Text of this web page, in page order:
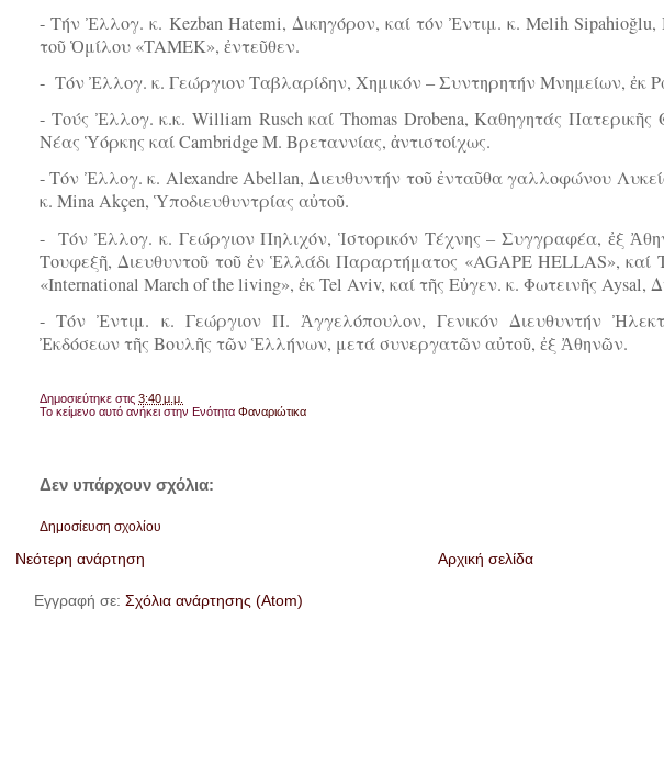
- Tήν Ἐλλογ. κ. Kezban Hatemi, Δικηγόρον, καί τόν Ἐντιμ. κ. Melih Sipahioğlu,
τοῦ Ὁμίλου «TAMEK», ἐντεῦθεν.
- Τόν Ἐλλογ. κ. Γεώργιον Ταβλαρίδην, Χημικόν – Συντηρητήν Μνημείων, ἐκ
- Τούς Ἐλλογ. κ.κ. William Rusch καί Thomas Drobena, Καθηγητάς Πατερικῆς
Νέας Ὑόρκης καί Cambridge Μ. Βρεταννίας, ἀντιστοίχως.
- Τόν Ἐλλογ. κ. Alexandre Abellan, Διευθυντήν τοῦ ἐνταῦθα γαλλοφώνου
κ. Mina Akçen, Ὑποδιευθυντρίας αὐτοῦ.
- Τόν Ἐλλογ. κ. Γεώργιον Πηλιχόν, Ἱστορικόν Τέχνης – Συγγραφέα, ἐξ
Τουφεξῆ, Διευθυντοῦ τοῦ ἐν Ἑλλάδι Παραρτήματος «AGAPE HELLAS», καί
«International March of the living», ἐκ Tel Aviv, καί τῆς Εὐγεν. κ. Φωτεινῆς
- Τόν Ἐντιμ. κ. Γεώργιον Π. Ἀγγελόπουλον, Γενικόν Διευθυντήν
Ἐκδόσεων τῆς Βουλῆς τῶν Ἑλλήνων, μετά συνεργατῶν αὐτοῦ, ἐξ Ἀθηνῶν.
Δημοσιεύτηκε στις3:40 μ.μ.
Το κείμενο αυτό ανήκει στην ΕνότηταΦαναριώτικα
Δεν υπάρχουν σχόλια:
Δημοσίευση σχολίου
Νεότερη ανάρτηση Αρχική σελίδα
Εγγραφή σε:Σχόλια ανάρτησης (Atom)